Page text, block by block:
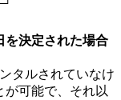
を決定された場合
タルされていなけ
が可能で、それ以